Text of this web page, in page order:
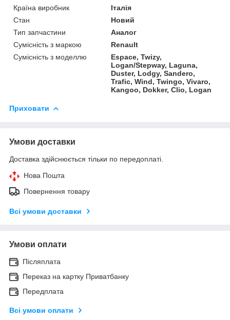
Країна виробник
Італія
Стан
Новий
Тип запчастини
Аналог
Сумісність з маркою
Renault
Сумісність з моделлю
Espace, Twizy,
Logan/Stepway, Laguna,
Duster, Lodgy, Sandero,
Trafic, Wind, Twingo, Vivaro,
Kangoo, Dokker, Clio, Logan
Приховати
Умови доставки
Доставка здійснюється тільки по передоплаті.
Нова Пошта
Повернення товару
Всі умови доставки
Умови оплати
Післяплата
Переказ на картку Приватбанку
Передплата
Всі умови оплати